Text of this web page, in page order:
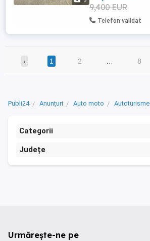
9,400 EUR
Telefon validat
‹ 1 2 8
Publi24 Anunțuri Auto moto Autoturisme
Categorii
Județe
Urmărește-ne pe